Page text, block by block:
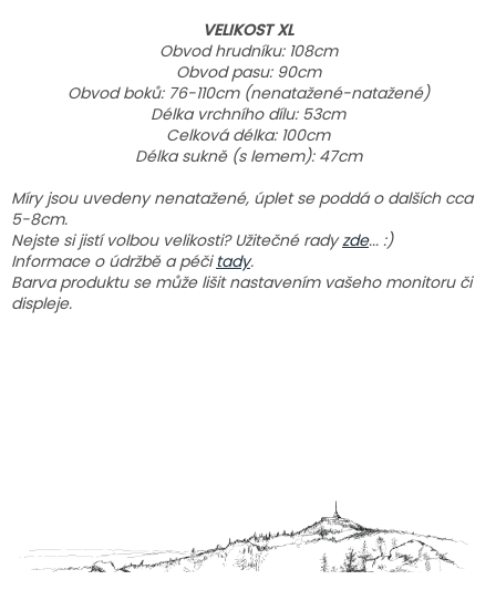
VELIKOST XL
Obvod hrudníku: 108cm
Obvod pasu: 90cm
Obvod boků: 76-110cm (nenatažené-natažené)
Délka vrchního dílu: 53cm
Celková délka: 100cm
Délka sukně (s lemem): 47cm
Míry jsou uvedeny nenatažené, úplet se poddá o dalších cca
5-8cm.
Nejste si jistí volbou velikosti? Užitečné rady zde... :)
Informace o údržbě a péči tady.
Barva produktu se může lišit nastavením vašeho monitoru či
displeje.